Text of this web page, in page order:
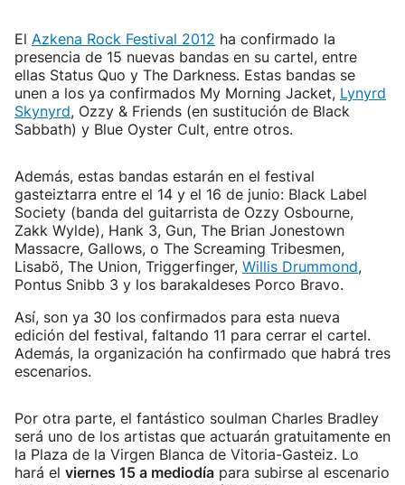
El Azkena Rock Festival 2012 ha confirmado la
presencia de 15 nuevas bandas en su cartel, entre
ellas Status Quo y The Darkness. Estas bandas se
unen a los ya confirmados My Morning Jacket, Lynyrd
Skynyrd, Ozzy & Friends (en sustitución de Black
Sabbath) y Blue Oyster Cult, entre otros.
Además, estas bandas estarán en el festival
gasteiztarra entre el 14 y el 16 de junio: Black Label
Society (banda del guitarrista de Ozzy Osbourne,
Zakk Wylde), Hank 3, Gun, The Brian Jonestown
Massacre, Gallows, o The Screaming Tribesmen,
Lisabö, The Union, Triggerfinger, Willis Drummond,
Pontus Snibb 3 y los barakaldeses Porco Bravo.
Así, son ya 30 los confirmados para esta nueva
edición del festival, faltando 11 para cerrar el cartel.
Además, la organización ha confirmado que habrá tres
escenarios.
Por otra parte, el fantástico soulman Charles Bradley
será uno de los artistas que actuarán gratuitamente en
la Plaza de la Virgen Blanca de Vitoria-Gasteiz. Lo
hará el viernes 15 a mediodía para subirse al escenario